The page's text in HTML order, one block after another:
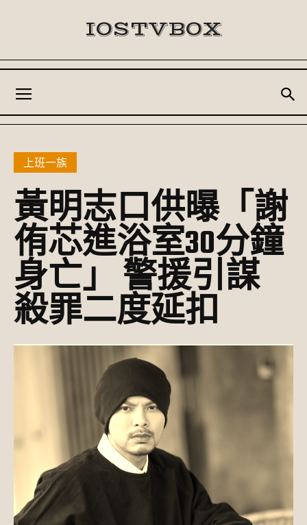
IOSTVBOX
上班一族
黃明志口供曝「謝
侑芯進浴室30分鐘
身亡」 警援引謀
殺罪二度延扣